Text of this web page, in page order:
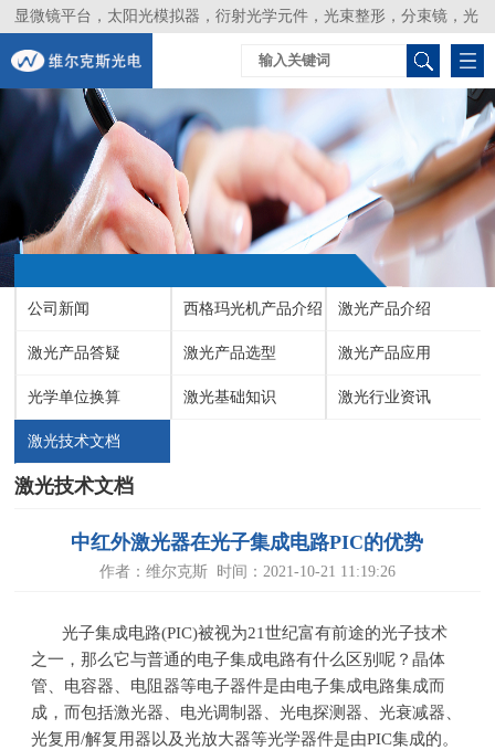
显微镜平台，太阳光模拟器，衍射光学元件，光束整形，分束镜，光
谱仪，生物激光器，光束分析仪，Layertec
公司新闻 西格玛光机产品介绍 激光产品介绍
激光产品答疑 激光产品选型 激光产品应用
光学单位换算 激光基础知识 激光行业资讯
激光技术文档
激光技术文档
中红外激光器在光子集成电路PIC的优势
作者：维尔克斯 时间：2021-10-21 11:19:26
光子集成电路(PIC)被视为21世纪富有前途的光子技术
之一，那么它与普通的电子集成电路有什么区别呢？晶体
管、电容器、电阻器等电子器件是由电子集成电路集成而
成，而包括激光器、电光调制器、光电探测器、光衰减器、
光复用/解复用器以及光放大器等光学器件是由PIC集成的。